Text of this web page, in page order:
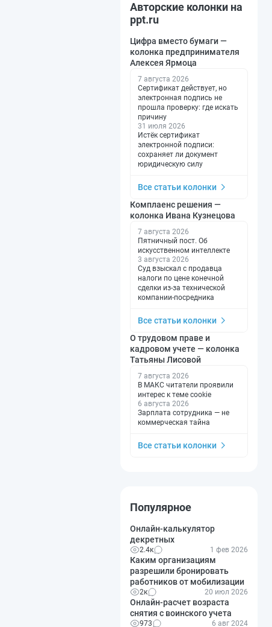
Авторские колонки на
ppt.ru
Цифра вместо бумаги —
колонка предпринимателя
Алексея Ярмоца
7 августа 2026
Сертификат действует, но
электронная подпись не
прошла проверку: где искать
причину
31 июля 2026
Истёк сертификат
электронной подписи:
сохраняет ли документ
юридическую силу
Все статьи колонки
Комплаенс решения —
колонка Ивана Кузнецова
7 августа 2026
Пятничный пост. Об
искусственном интеллекте
3 августа 2026
Суд взыскал с продавца
налоги по цене конечной
сделки из-за технической
компании-посредника
Все статьи колонки
О трудовом праве и
кадровом учете — колонка
Татьяны Лисовой
7 августа 2026
В МАКС читатели проявили
интерес к теме cookie
6 августа 2026
Зарплата сотрудника — не
коммерческая тайна
Все статьи колонки
Популярное
Онлайн-калькулятор
декретных
2.4к 1 фев 2026
Каким организациям
разрешили бронировать
работников от мобилизации
2к 20 июл 2026
Онлайн-расчет возраста
снятия с воинского учета
973 6 авг 2024